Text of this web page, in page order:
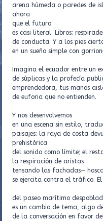
arena húmeda o paredes de
ahora
que el futuro
es casi literal. Libros:
de conducta. Y a los pies
en un sueño simple con
Imagina el ecuador entre un
de súplicas y la profecía
emprendedora, tus manos
de euforia que no entienden.
Y nos desenvolvemos
en una escena sin estilo,
paisajes: la raya de costa
prehistórica
del sonido como límite; el
la respiración de aristas
tensando las fachadas—
se ejercita contra el tráfico.
del paseo marítimo
es un cambio de tema, algo
de la conversación en favor